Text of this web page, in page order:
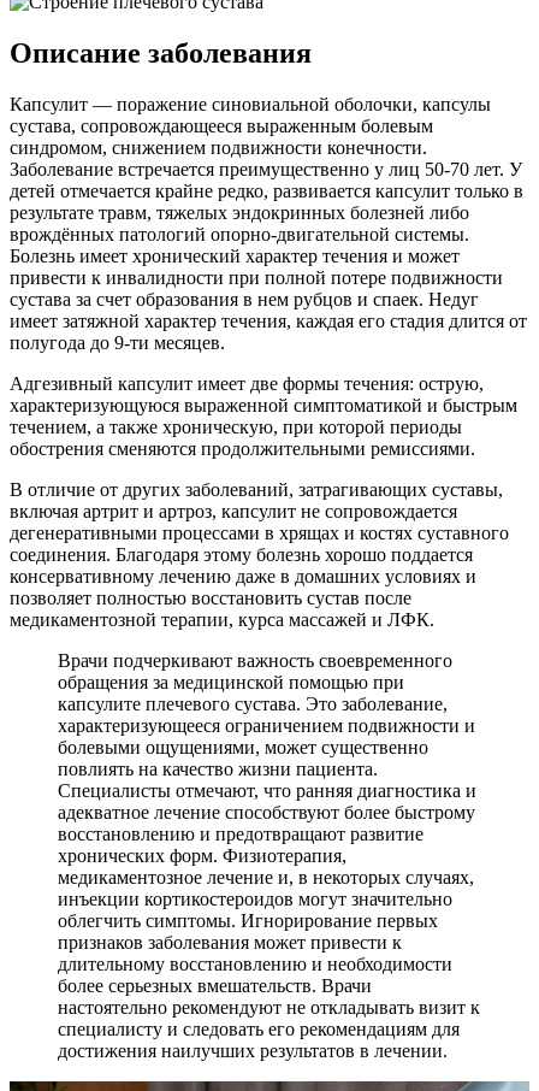
Описание заболевания
Капсулит — поражение синовиальной оболочки, капсулы
сустава, сопровождающееся выраженным болевым
синдромом, снижением подвижности конечности.
Заболевание встречается преимущественно у лиц 50-70 лет. У
детей отмечается крайне редко, развивается капсулит только в
результате травм, тяжелых эндокринных болезней либо
врождённых патологий опорно-двигательной системы.
Болезнь имеет хронический характер течения и может
привести к инвалидности при полной потере подвижности
сустава за счет образования в нем рубцов и спаек. Недуг
имеет затяжной характер течения, каждая его стадия длится от
полугода до 9-ти месяцев.
Адгезивный капсулит имеет две формы течения: острую,
характеризующуюся выраженной симптоматикой и быстрым
течением, а также хроническую, при которой периоды
обострения сменяются продолжительными ремиссиями.
В отличие от других заболеваний, затрагивающих суставы,
включая артрит и артроз, капсулит не сопровождается
дегенеративными процессами в хрящах и костях суставного
соединения. Благодаря этому болезнь хорошо поддается
консервативному лечению даже в домашних условиях и
позволяет полностью восстановить сустав после
медикаментозной терапии, курса массажей и ЛФК.
Врачи подчеркивают важность своевременного
обращения за медицинской помощью при
капсулите плечевого сустава. Это заболевание,
характеризующееся ограничением подвижности и
болевыми ощущениями, может существенно
повлиять на качество жизни пациента.
Специалисты отмечают, что ранняя диагностика и
адекватное лечение способствуют более быстрому
восстановлению и предотвращают развитие
хронических форм. Физиотерапия,
медикаментозное лечение и, в некоторых случаях,
инъекции кортикостероидов могут значительно
облегчить симптомы. Игнорирование первых
признаков заболевания может привести к
длительному восстановлению и необходимости
более серьезных вмешательств. Врачи
настоятельно рекомендуют не откладывать визит к
специалисту и следовать его рекомендациям для
достижения наилучших результатов в лечении.